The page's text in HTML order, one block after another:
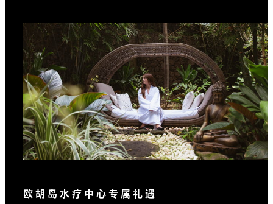
欧胡岛水疗中心专属礼遇